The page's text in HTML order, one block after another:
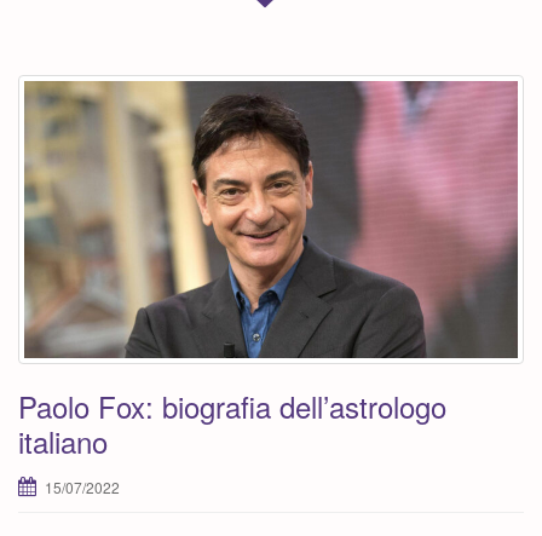
Paolo Fox: biografia dell’astrologo
italiano
15/07/2022